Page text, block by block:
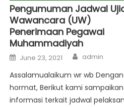
Pengumuman Jadwal
Wawancara (UW)
Penerimaan Pegawai
Muhammadiyah
Posted
on
June 23, 2021 Author
admin
Assalamualaikum wr wb Dengan
hormat, Berikut kami sampaikan
informasi terkait jadwal